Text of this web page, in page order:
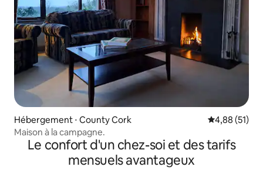
Hébergement ⋅ County Cork Évaluation
4,88 (51)
Maison à la campagne.
Le confort d'un chez-soi et des tarifs
mensuels avantageux